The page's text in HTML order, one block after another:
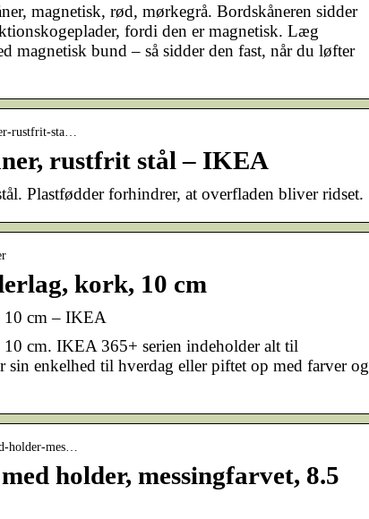
magnetisk, rød, mørkegrå. Bordskåneren sidder
fordi den er magnetisk. Læg
magnetisk bund – så sidder den fast, når du løfter
rustfrit-sta…
rustfrit stål – IKEA
Plastfødder forhindrer, at overfladen bliver ridset.
kork, 10 cm
10 cm – IKEA
cm. IKEA 365+ serien indeholder alt til
enkelhed til hverdag eller piftet op med farver og
holder-mes…
holder, messingfarvet, 8.5